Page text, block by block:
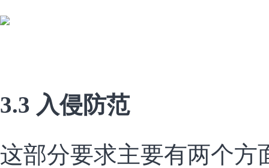
3.3 入侵防范
这部分要求主要有两个方